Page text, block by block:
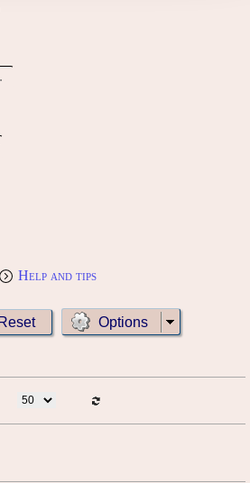
Help and tips
Options